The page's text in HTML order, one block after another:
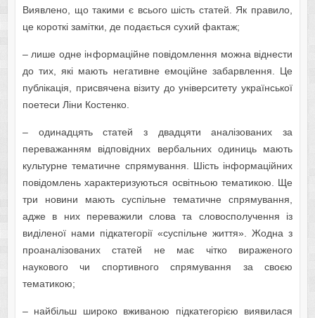
Виявлено, що такими є всього шість статей. Як правило,
це короткі замітки, де подається сухий фактаж;
– лише одне інформаційне повідомлення можна віднести
до тих, які мають негативне емоційне забарвлення. Це
публікація, присвячена візиту до університету української
поетеси Ліни Костенко.
– одинадцять статей з двадцяти аналізованих за
переважанням відповідних вербальних одиниць мають
культурне тематичне спрямування. Шість інформаційних
повідомлень характеризуються освітньою тематикою. Ще
три новини мають суспільне тематичне спрямування,
адже в них переважили слова та словосполучення із
виділеної нами підкатегорії «суспільне життя». Жодна з
проаналізованих статей не має чітко вираженого
наукового чи спортивного спрямування за своєю
тематикою;
– найбільш широко вживаною підкатегорією виявилася